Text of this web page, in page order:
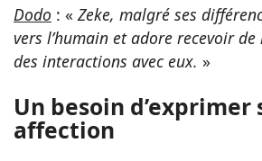
Dodo : « Zeke, malgré ses
vers l’humain et adore recevoir
des interactions avec eux. »
Un besoin d’exprimer
affection